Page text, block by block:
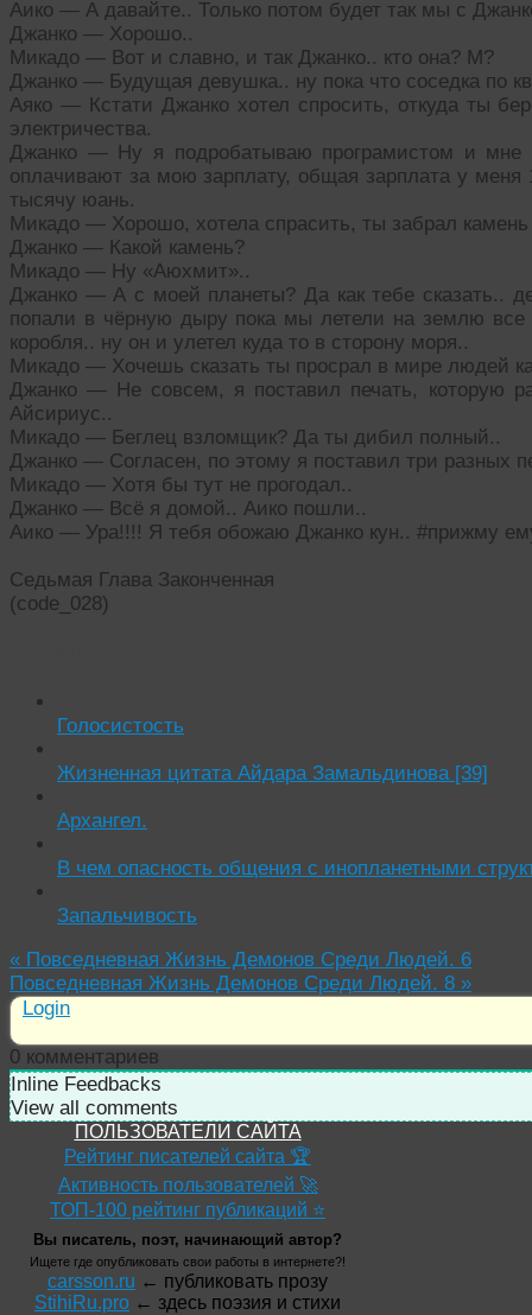
Аико — А давайте.. Только потом будет так мы с
Джанко — Хорошо..
Микадо — Вот и славно, и так Джанко.. кто она? М?
Джанко — Будущая девушка.. ну пока что соседка по
Аяко — Кстати Джанко хотел спросить, откуда ты
электричества.
Джанко — Ну я подробатываю програмистом и мне
оплачивают за мою зарплату, общая зарплата у
тысячу юань.
Микадо — Хорошо, хотела спрасить, ты забрал камень
Джанко — Какой камень?
Микадо — Ну «Аюхмит»..
Джанко — А с моей планеты? Да как тебе сказать..
попали в чёрную дыру пока мы летели на землю все
коробля.. ну он и улетел куда то в сторону моря..
Микадо — Хочешь сказать ты просрал в мире людей
Джанко — Не совсем, я поставил печать, которую
Айсириус..
Микадо — Беглец взломщик? Да ты дибил полный..
Джанко — Согласен, по этому я поставил три разных
Микадо — Хотя бы тут не прогодал..
Джанко — Всё я домой.. Аико пошли..
Аико — Ура!!!! Я тебя обожаю Джанко кун.. #прижму
Седьмая Глава Законченная
(code_028)
Голосистость
Жизненная цитата Айдара Замальдинова [39]
Архангел.
В чем опасность общения с инопланетными
Запальчивость
« Повседневная Жизнь Демонов Среди Людей. 6
Повседневная Жизнь Демонов Среди Людей. 8 »
Login
0 комментариев
Inline Feedbacks
View all comments
ПОЛЬЗОВАТЕЛИ САЙТА
Рейтинг писателей сайта 🏆
Активность пользователей 🚀
ТОП-100 рейтинг публикаций ⭐
Вы писатель, поэт, начинающий автор?
Ищете где опубликовать свои работы в интернете?!
carsson.ru ← публиковать прозу
StihiRu.pro ← здесь поэзия и стихи